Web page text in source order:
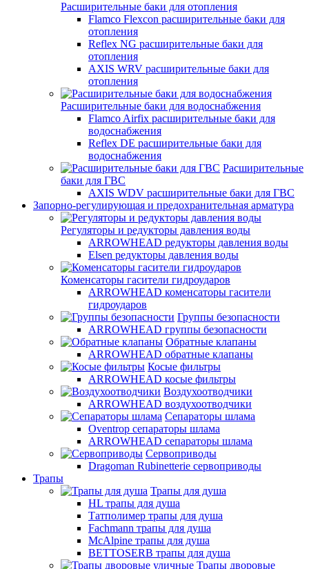
Расширительные баки для отопления
Flamco Flexcon расширительные баки для
отопления
Reflex NG расширительные баки для
отопления
AXIS WRV расширительные баки для
отопления
Расширительные баки для водоснабжения
Flamco Airfix расширительные баки для
водоснабжения
Reflex DЕ расширительные баки для
водоснабжения
Расширительные
баки для ГВС
AXIS WDV расширительные баки для ГВС
Запорно-регулирующая и предохранительная арматура
Регуляторы и редукторы давления воды
ARROWHEAD редукторы давления воды
Elsen редукторы давления воды
Коменсаторы гасители гидроударов
ARROWHEAD коменсаторы гасители
гидроударов
Группы безопасности
ARROWHEAD группы безопасности
Обратные клапаны
ARROWHEAD обратные клапаны
Косые фильтры
ARROWHEAD косые фильтры
Воздухоотводчики
ARROWHEAD воздухоотводчики
Сепараторы шлама
Oventrop cепараторы шлама
ARROWHEAD сепараторы шлама
Сервоприводы
Dragoman Rubinetterie сервоприводы
Трапы
Трапы для душа
HL трапы для душа
Татполимер трапы для душа
Fachmann трапы для душа
McAlpine трапы для душа
BETTOSERB трапы для душа
Трапы дворовые